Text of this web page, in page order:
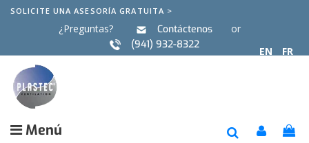
EN FR
SOLICITE UNA ASESORÍA GRATUITA >
¿Preguntas? Contáctenos
or
(941) 932-8322
Menú